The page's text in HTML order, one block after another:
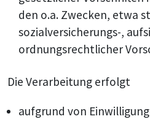
den o.a. Zwecken, etwa
sozialversicherungs-,
ordnungsrechtlicher
Die Verarbeitung erfolgt
aufgrund von